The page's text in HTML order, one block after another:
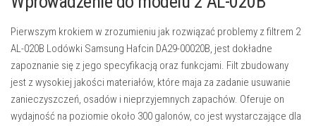
Pierwszym krokiem w zrozumieniu jak rozwiązać problemy z filtrem 2
AL-020B Lodówki Samsung Hafcin DA29-00020B, jest dokładne
zapoznanie się z jego specyfikacją oraz funkcjami. Filt zbudowany
jest z wysokiej jakości materiałów, które maja za zadanie usuwanie
zanieczyszczeń, osadów i nieprzyjemnych zapachów. Oferuje on
wydajność na poziomie około 300 galonów, co jest wystarczające dla